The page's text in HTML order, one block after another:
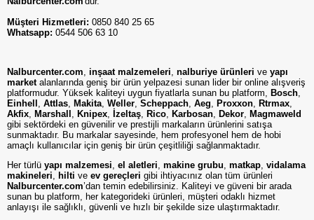
Müşteri Hizmetleri: 0850 840 25 65
Whatsapp: 0544 506 63 10
Nalburcenter.com inşaat malzemeleri nalburiye ürünleri ve yapı
marketalanlarında geniş bir ürün yelpazesi sunan lider bir online alışveriş
platformudur. Yüksek kaliteyi uygun fiyatlarla sunan bu platform,
Bosch
Einhell
Attlas Makita Weller Scheppach Aeg Proxxon Rtrmax
Akfix
Marshall Knipex İzeltaş Rico Karbosan Dekor
Magmaweld
gibi sektördeki en güvenilir ve prestijli markaların ürünlerini satışa
sunmaktadır. Bu markalar sayesinde, hem profesyonel hem de hobi
amaçlı kullanıcılar için geniş bir ürün çeşitliliği sağlanmaktadır.
Her türlü yapı malzemesi el aletleri makine grubu matkap vidalama
makineleri hilti ve ev gereçleri gibi ihtiyacınız olan tüm ürünleri
Nalburcenter.com’dan temin edebilirsiniz. Kaliteyi ve güveni bir arada
sunan bu platform, her kategorideki ürünleri, müşteri odaklı hizmet
anlayışı ile sağlıklı, güvenli ve hızlı bir şekilde size ulaştırmaktadır.